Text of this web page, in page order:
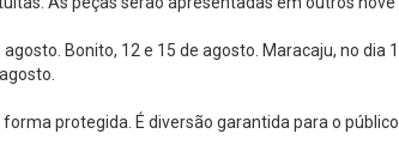
Bonito, 12 e 15 de agosto. Maracaju, no dia
protegida. É diversão garantida para o